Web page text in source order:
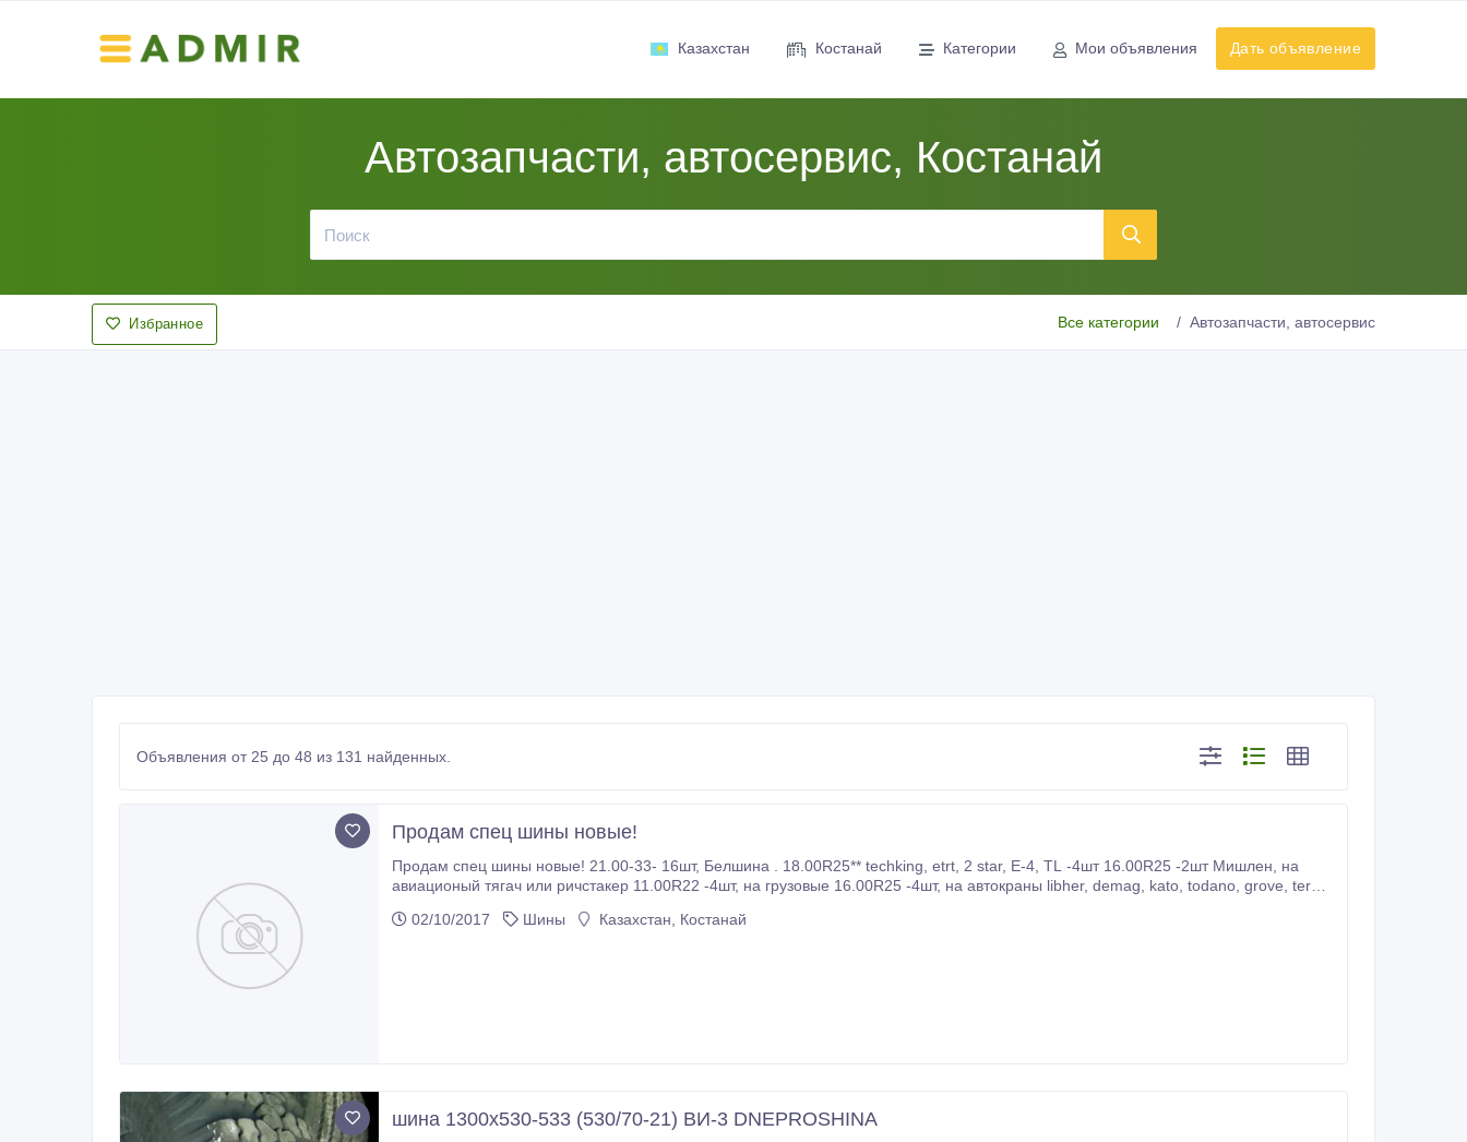
Казахстан Костанай Категории Мои объявления Дать объявление
Автозапчасти, автосервис, Костанай
Избранное Все категории Автозапчасти, автосервис
Объявления от 25 до 48 из 131 найденных.
Продам спец шины новые!
Продам спец шины новые! 21.00-33- 16шт, Белшина . 18.00R25** techking, etrt, 2 star, E-4, TL -4шт 16.00R25 -2шт Мишлен, на
авиационый тягач или ричстакер 11.00R22 -4шт, на грузовые 16.00R25 -4шт, на автокраны libher, demag, kato, todano, grove, terex
02/10/2017
Шины Казахстан, Костанай
шина 1300х530-533 (530/70-21) ВИ-3 DNEPROSHINA